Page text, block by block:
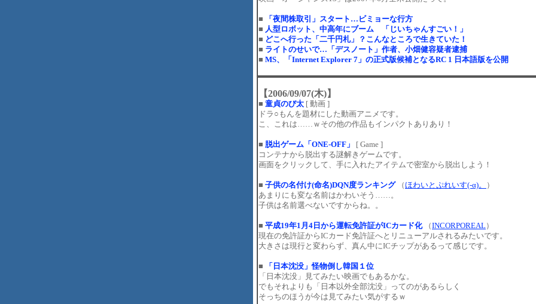
■
「夜間株取引」スタート…ビミョーな行方
■ 人型ロボット、中高年にブーム 「じいちゃんすごい！」
■ どこへ行った「二千円札」？こんなところで生きていた！
■ ライトのせいで…「デスノート」作者、小畑健容疑者逮捕
■ MS、「Internet Explorer 7」の正式版候補となるRC 1 日本語版を公開
【2006/09/07(木)】
■ 童貞のび太 [ 動画 ]
ドラ○もんを題材にした動画アニメです。
こ、これは……ｗその他の作品もインパクトありあり！
■ 脱出ゲーム「ONE-OFF」
[ Game ]
コンテナから脱出する謎解きゲームです。
画面をクリックして、手に入れたアイテムで密室から脱出しよう！
■ 子供の名付け(命名)DQN度ランキング（ほわいとぷれいす(-α)。
）
あまりにも変な名前はかわいそう……。
子供は名前選べないですからね。。
■ 平成19年1月4日から運転免許証がICカード化（INCORPOREAL）
現在の免許証からICカード免許証へとリニューアルされるみたいです。
大きさは現行と変わらず、真ん中にICチップがあるって感じです。
■
「日本沈没」怪物倒し韓国１位
「日本沈没」見てみたい映画でもあるかな。
でもそれよりも「日本以外全部沈没」ってのがあるらしく
そっちのほうが今は見てみたい気がするｗ